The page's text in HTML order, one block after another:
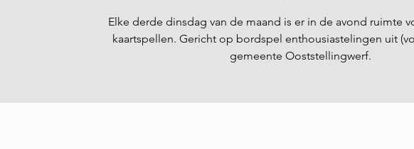
Elke derde dinsdag van de maand is er in de avond ruimte
kaartspellen. Gericht op bordspel enthousiastelingen uit
gemeente Ooststellingwerf.